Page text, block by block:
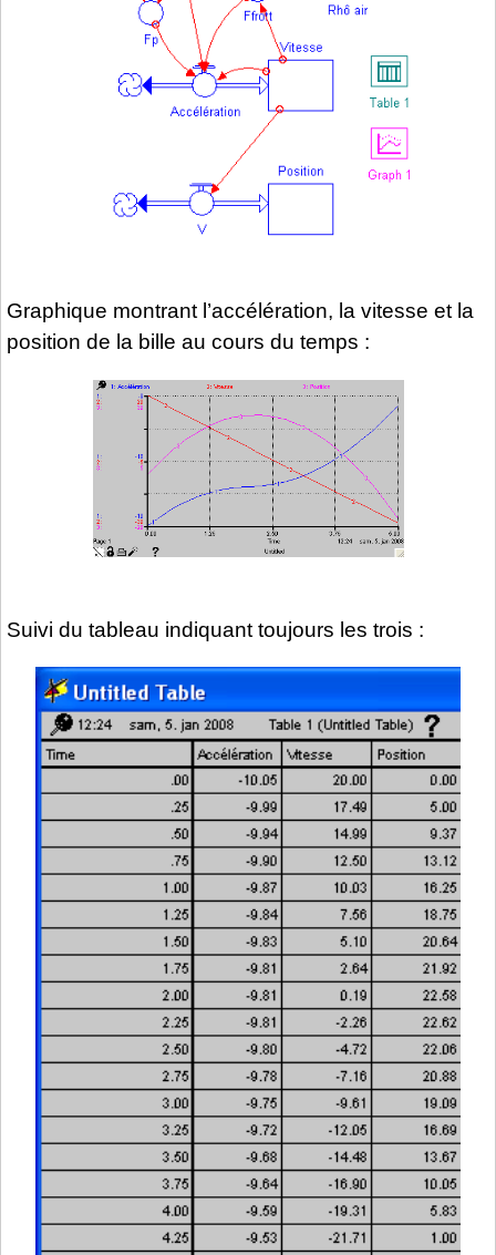
Graphique montrant l’accélération, la vitesse et la
position de la bille au cours du temps :
Suivi du tableau indiquant toujours les trois :